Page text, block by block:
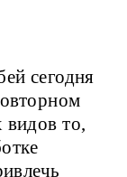
сегодня
то,